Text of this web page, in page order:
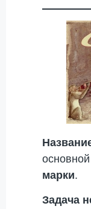
основной
марки.
Задача